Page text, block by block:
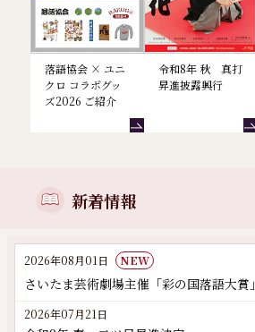
落語協会 × ユニ
クロ コラボグッ
ズ2026 ご紹介
令和8年 秋 真打
昇進披露興行
新着情報
2026年08月01日 NEW
さいたま芸術劇場主催「彩の国落語大賞」
2026年07月21日